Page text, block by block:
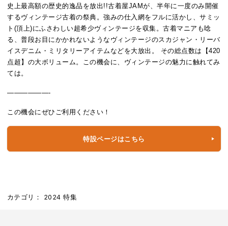
史上最高額の歴史的逸品を放出!!古着屋JAMが、半年に一度のみ開催
するヴィンテージ古着の祭典。強みの仕入網をフルに活かし、サミッ
ト(頂上)にふさわしい超希少ヴィンテージを収集。古着マニアも唸
る、普段お目にかかれないようなヴィンテージのスカジャン・リーバ
イスデニム・ミリタリーアイテムなどを大放出。 その総点数は【420
点超】の大ボリューム。この機会に、ヴィンテージの魅力に触れてみ
ては。
——————-
この機会にぜひご利用ください！
特設ページはこちら
カテゴリ： 2024 特集